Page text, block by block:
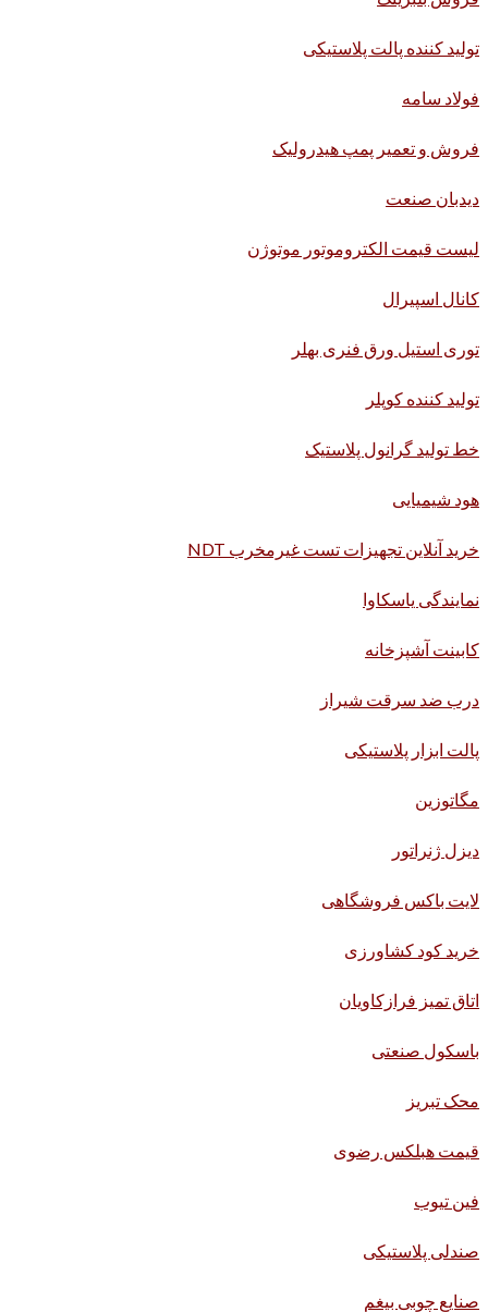
تولید کننده پالت پلاستیکی
فولاد سامه
فروش و تعمیر پمپ هیدرولیک
دیدبان صنعت
لیست قیمت الکتروموتور موتوژن
کانال اسپیرال
توری استیل ورق فنری بهلر
تولید کننده کوپلر
خط تولید گرانول پلاستیک
هود شیمیایی
خرید آنلاین تجهیزات تست غیرمخرب NDT
نمایندگی یاسکاوا
کابینت آشپزخانه
درب ضد سرقت شیراز
پالت ابزار پلاستیکی
مگاتوزین
دیزل ژنراتور
لایت باکس فروشگاهی
خرید کود کشاورزی
اتاق تمیز فرازکاویان
باسکول صنعتی
محک تبریز
قیمت هبلکس رضوی
فین تیوب
صندلی پلاستیکی
صنایع چوبی بیغم